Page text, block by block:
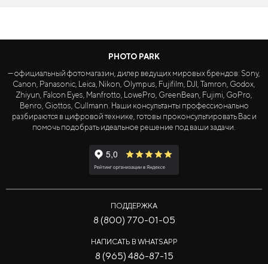
PHOTO PARK
— официальный фотомагазин, дилер ведущих мировых брендов: Sony,
Canon, Panasonic, Leica, Nikon, Olympus, Fujifilm, DJI, Tamron, Godox,
Zhiyun, Falcon Eyes, Manfrotto, LowePro, GreenBean, Fujimi, GoPro,
Benro, Giottos, Cullmann. Наши консультанты профессионально
разбираются в цифровой технике, готовы проконсультировать Вас и
помочь подобрать идеальное решение под ваши задачи.
ПОДДЕРЖКА
8 (800) 770-01-05
НАПИСАТЬ В WHATSAPP
8 (965) 486-87-15